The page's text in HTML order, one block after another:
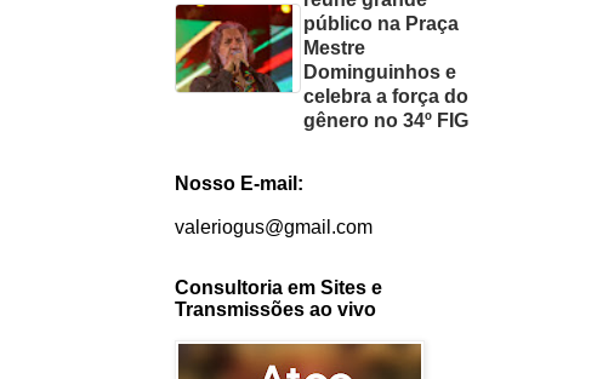
público na Praça
Mestre
Dominguinhos e
celebra a força do
gênero no 34º FIG
Nosso E-mail:
valeriogus@gmail.com
Consultoria em Sites e
Transmissões ao vivo